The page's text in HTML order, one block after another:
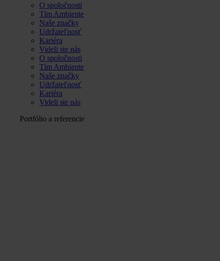
O spoločnosti
Tím Ambiente
Naše značky
Udržateľnosť
Kariéra
Videli ste nás
O spoločnosti
Tím Ambiente
Naše značky
Udržateľnosť
Kariéra
Videli ste nás
Portfólio a referencie